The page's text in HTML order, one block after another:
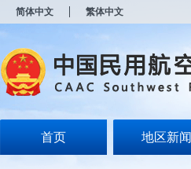
简体中文 繁体中文
首页 地区新闻
开
无
障
说